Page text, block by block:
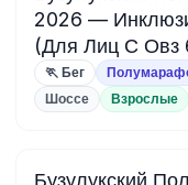
2026 —
(Для Лиц С Овз
🏃 Бег
Шоссе Взрослые
Бузулукский